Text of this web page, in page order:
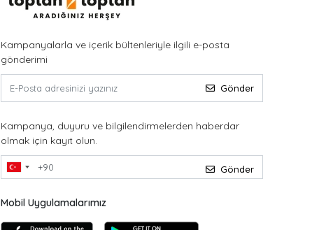
Kampanyalarla ve içerik bültenleriyle ilgili e-posta
gönderimi
Gönder
Kampanya, duyuru ve bilgilendirmelerden haberdar
olmak için kayıt olun.
Gönder
Mobil Uygulamalarımız